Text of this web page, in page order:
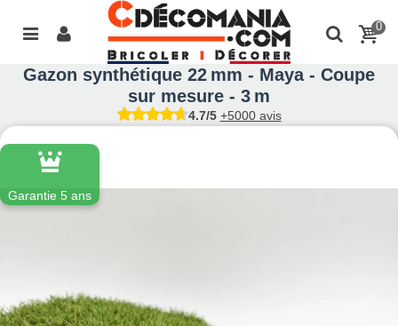
0
Gazon synthétique 22 mm - Maya - Coupe
sur mesure - 3 m
4.7/5 +5000 avis
Garantie 5 ans